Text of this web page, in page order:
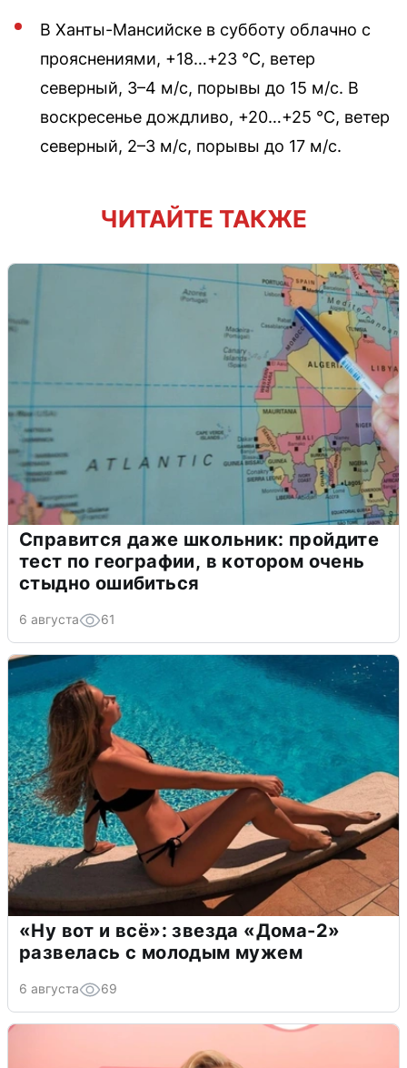
В Ханты-Мансийске в субботу облачно с
прояснениями, +18…+23 °C, ветер
северный, 3–4 м/с, порывы до 15 м/с. В
воскресенье дождливо, +20…+25 °C, ветер
северный, 2–3 м/с, порывы до 17 м/с.
ЧИТАЙТЕ ТАКЖЕ
Справится даже школьник: пройдите
тест по географии, в котором очень
стыдно ошибиться
6 августа 61
«Ну вот и всё»: звезда «Дома-2»
развелась с молодым мужем
6 августа 69